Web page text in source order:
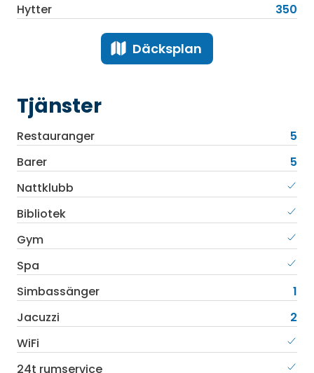
Hytter
350
Däcksplan
Tjänster
Restauranger
5
Barer
5
Nattklubb
Bibliotek
Gym
Spa
Simbassänger
1
Jacuzzi
2
WiFi
24t rumservice